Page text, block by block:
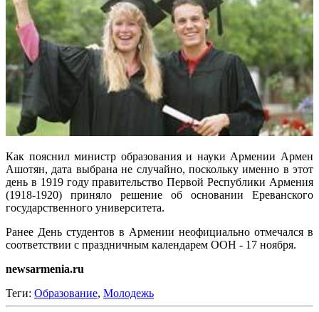
Как пояснил министр образования и науки Армении Армен
Ашотян, дата выбрана не случайно, поскольку именно в этот
день в 1919 году правительство Первой Республики Армения
(1918-1920) приняло решение об основании Ереванского
государственного университета.
Ранее День студентов в Армении неофициально отмечался в
соответствии с праздничным календарем ООН - 17 ноября.
newsarmenia.ru
Теги: Образование, Молодежь